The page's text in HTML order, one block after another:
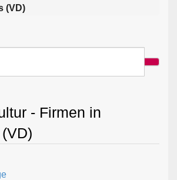
(VD)
- Firmen in